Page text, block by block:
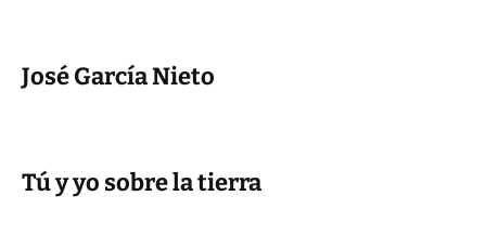
José García Nieto
Tú y yo sobre la tierra